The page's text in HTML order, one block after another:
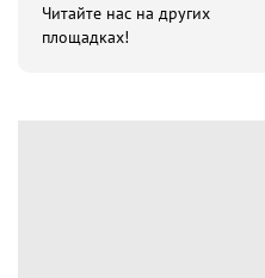
Читайте нас на других
площадках!